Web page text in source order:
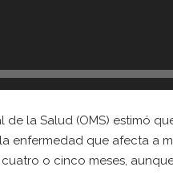
de la Salud (OMS) estimó
enfermedad que afecta a
o cinco meses,